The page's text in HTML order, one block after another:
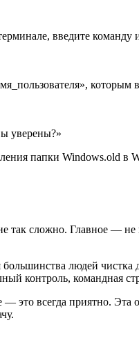
введите команду
которым
уверены?»
папки Windows.old в
так сложно. Главное —
людей чистка
контроль, командная
это всегда приятно.